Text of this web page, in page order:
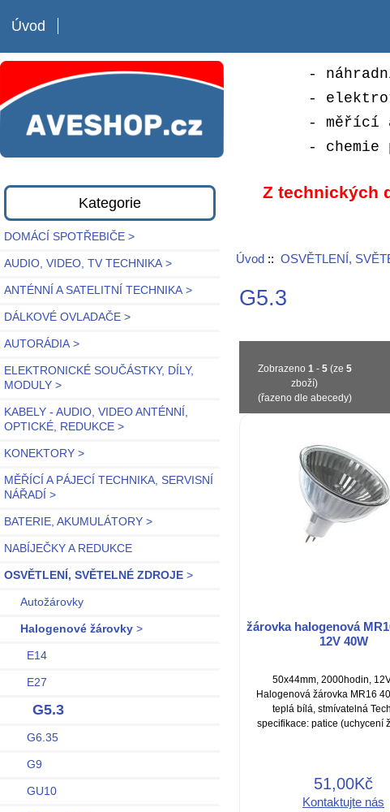
Úvod
-
-
- měřící
- chemie
Kategorie
DOMÁCÍ SPOTŘEBIČE >
AUDIO, VIDEO, TV TECHNIKA >
ANTÉNNÍ A SATELITNÍ TECHNIKA >
DÁLKOVÉ OVLADAČE >
AUTORÁDIA >
ELEKTRONICKÉ SOUČÁSTKY, DÍLY,
MODULY >
KABELY - AUDIO, VIDEO ANTÉNNÍ,
OPTICKÉ, REDUKCE >
KONEKTORY >
MĚŘÍCÍ A PÁJECÍ TECHNIKA, SERVISNÍ
NÁŘADÍ >
BATERIE, AKUMULÁTORY >
NABÍJEČKY A REDUKCE
OSVĚTLENÍ, SVĚTELNÉ ZDROJE >
Autožárovky
Halogenové žárovky >
E14
E27
G5.3
G6.35
G9
GU10
Z technických
Úvod:: OSVĚTLENÍ,
G5.3
Zobrazeno 1- 5(ze 5
zboží)
(řazeno dle abecedy)
žárovka halogenová
12V 40W
50x44mm, 2000hodin,
Halogenová žárovka MR16
teplá bílá, stmívatelná
specifikace: patice (uchycení
51,00Kč
Kontaktujte nás